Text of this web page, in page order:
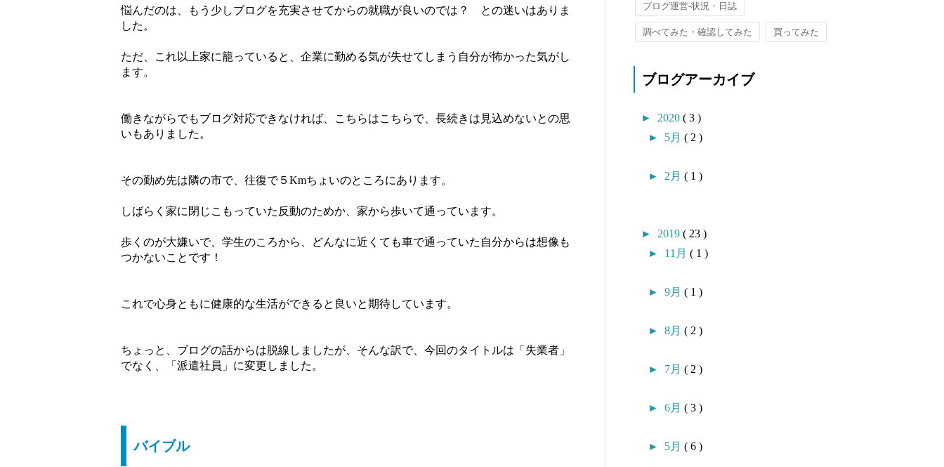
悩んだのは、もう少しブログを充実させてからの就職が良いのでは？ との迷いはありま
した。
ただ、これ以上家に籠っていると、企業に勤める気が失せてしまう自分が怖かった気がし
ます。
働きながらでもブログ対応できなければ、こちらはこちらで、長続きは見込めないとの思
いもありました。
その勤め先は隣の市で、往復で５Kmちょいのところにあります。
しばらく家に閉じこもっていた反動のためか、家から歩いて通っています。
歩くのが大嫌いで、学生のころから、どんなに近くても車で通っていた自分からは想像も
つかないことです！
これで心身ともに健康的な生活ができると良いと期待しています。
ちょっと、ブログの話からは脱線しましたが、そんな訳で、今回のタイトルは「失業者」
でなく、「派遣社員」に変更しました。
バイブル
ブログ運営-状況・日誌
調べてみた・確認してみた 買ってみた
ブログアーカイブ
► 2020 ( 3 )
► 5月 ( 2 )
► 2月 ( 1 )
► 2019 ( 23 )
► 11月 ( 1 )
► 9月 ( 1 )
► 8月 ( 2 )
► 7月 ( 2 )
► 6月 ( 3 )
► 5月 ( 6 )